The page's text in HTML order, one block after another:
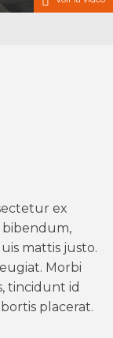
ex
mattis justo.
Morbi
tincidunt id
placerat.